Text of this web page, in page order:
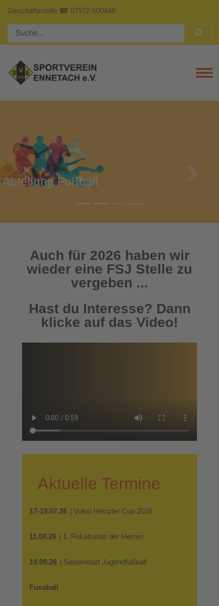
Geschäftsstelle ☎ 07572 600448
Abteilung Turnen
Previous
Auch für 2026 haben wir
wieder eine FSJ Stelle zu
vergeben ...
Hast du Interesse? Dann
klicke auf das Video!
Aktuelle Termine
17-19.07.26 | Volvo Heinzler Cup 2026
11.08.26 | 1. Pokalrunde der Herren
19.09.26 | Saisonstart Jugendfußball
Fussball